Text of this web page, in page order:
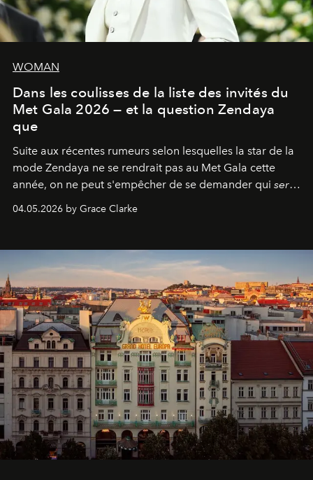
WOMAN
Dans les coulisses de la liste des invités du
Met Gala 2026 — et la question Zendaya
que
Suite aux récentes rumeurs selon lesquelles la star de la
mode Zendaya ne se rendrait pas au Met Gala cette
année, on ne peut s'empêcher de se demander qui sera
04.05.2026 by Grace Clarke